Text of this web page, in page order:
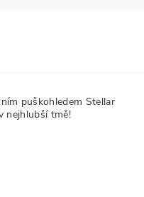
puškohledem Stellar
nejhlubší tmě!